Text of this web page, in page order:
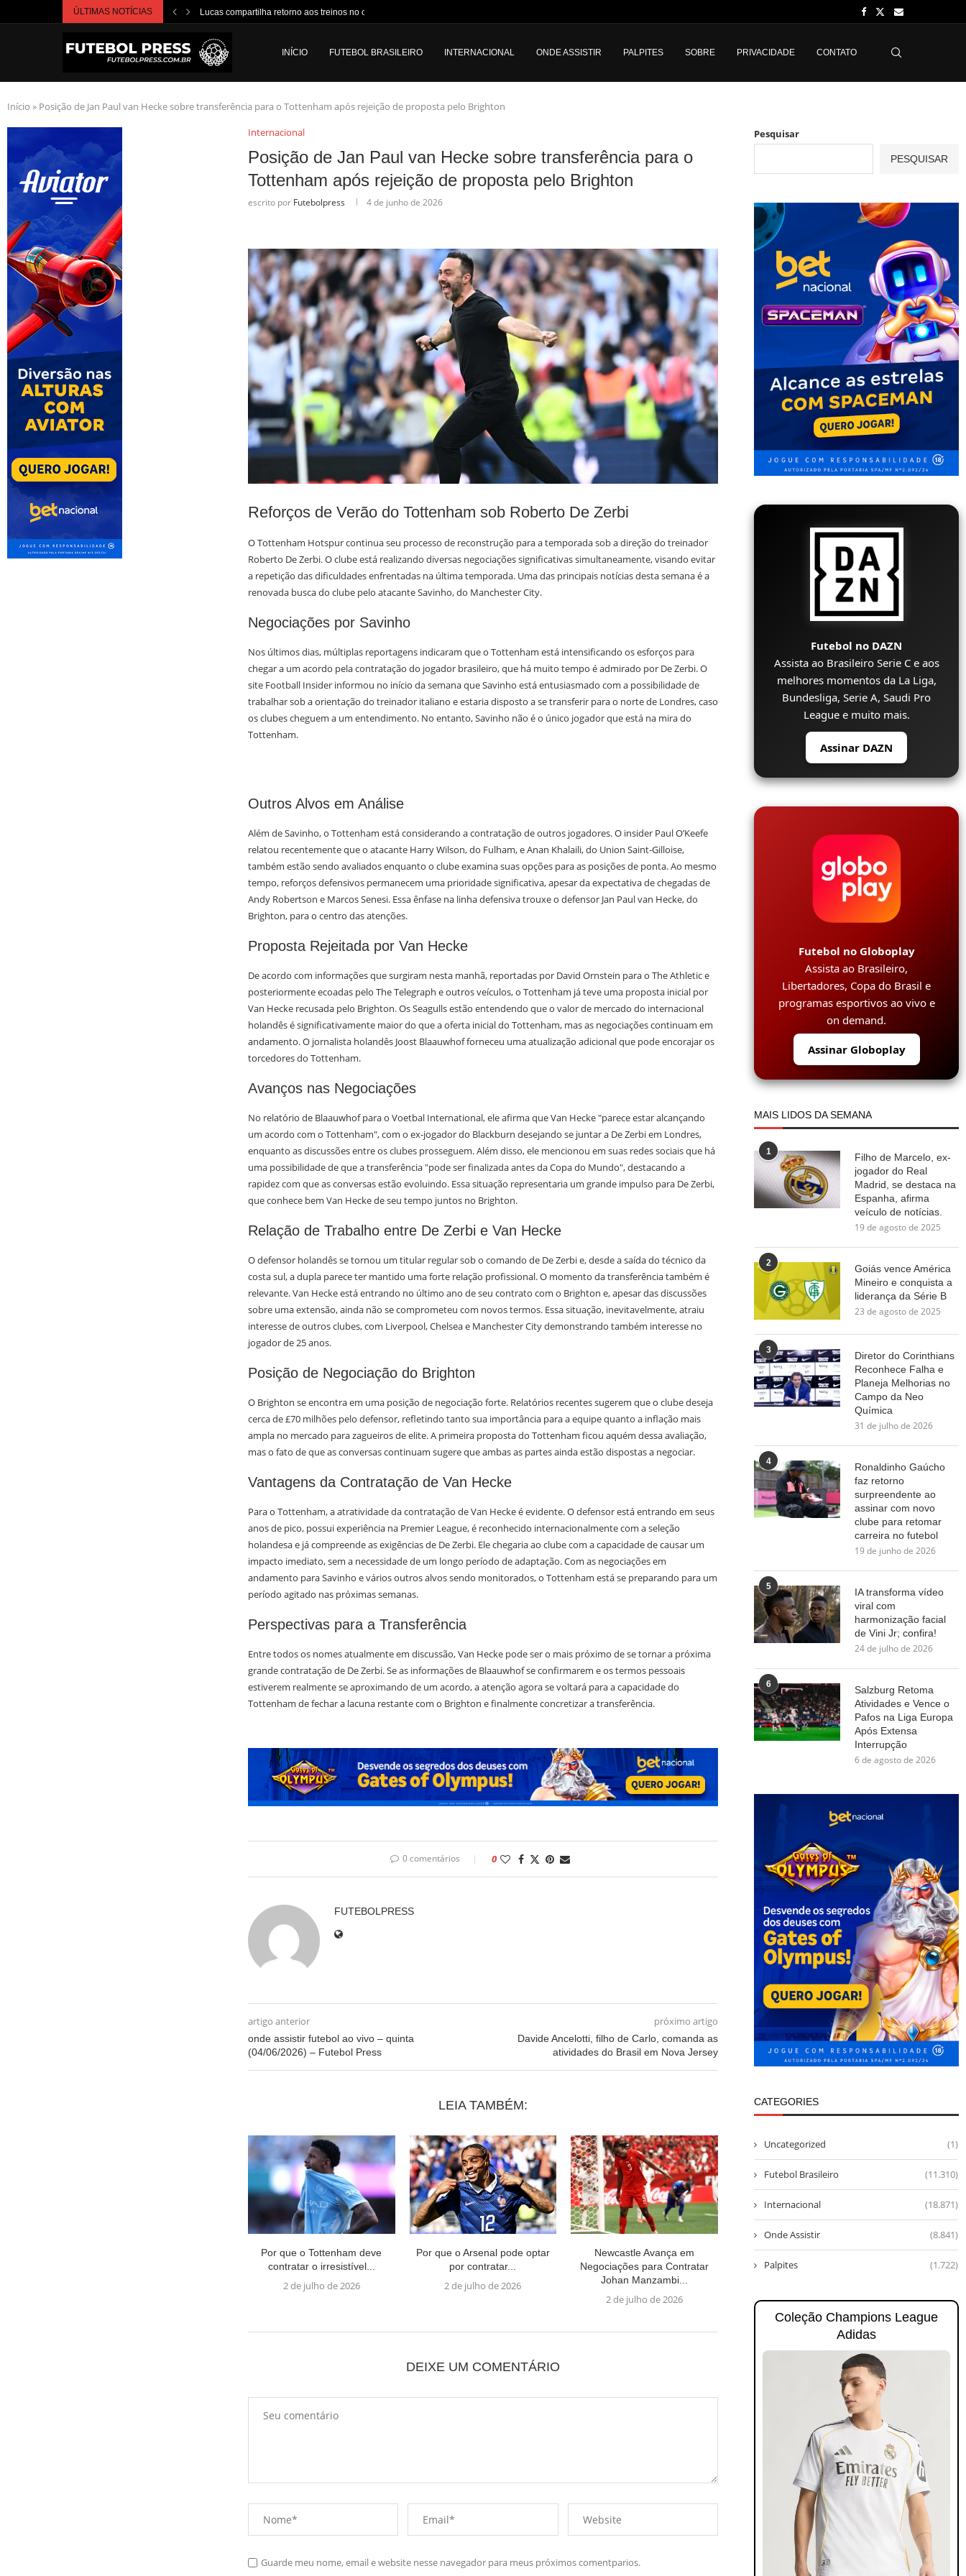
ÚLTIMAS NOTÍCIAS Lucas compartilha retorno aos treinos no campo: “Experiência...
INÍCIO FUTEBOL BRASILEIRO INTERNACIONAL ONDE ASSISTIR PALPITES SOBRE PRIVACIDADE CONTATO
Início » Posição de Jan Paul van Hecke sobre transferência para o Tottenham após rejeição de proposta pelo Brighton
Internacional
Posição de Jan Paul van Hecke sobre transferência para o
Tottenham após rejeição de proposta pelo Brighton
escrito por Futebolpress 4 de junho de 2026
Reforços de Verão do Tottenham sob Roberto De Zerbi
O Tottenham Hotspur continua seu processo de reconstrução para a temporada sob a direção do treinador
Roberto De Zerbi. O clube está realizando diversas negociações significativas simultaneamente, visando evitar
a repetição das dificuldades enfrentadas na última temporada. Uma das principais notícias desta semana é a
renovada busca do clube pelo atacante Savinho, do Manchester City.
Negociações por Savinho
Nos últimos dias, múltiplas reportagens indicaram que o Tottenham está intensificando os esforços para
chegar a um acordo pela contratação do jogador brasileiro, que há muito tempo é admirado por De Zerbi. O
site Football Insider informou no início da semana que Savinho está entusiasmado com a possibilidade de
trabalhar sob a orientação do treinador italiano e estaria disposto a se transferir para o norte de Londres, caso
os clubes cheguem a um entendimento. No entanto, Savinho não é o único jogador que está na mira do
Tottenham.
Outros Alvos em Análise
Além de Savinho, o Tottenham está considerando a contratação de outros jogadores. O insider Paul O’Keefe
relatou recentemente que o atacante Harry Wilson, do Fulham, e Anan Khalaili, do Union Saint-Gilloise,
também estão sendo avaliados enquanto o clube examina suas opções para as posições de ponta. Ao mesmo
tempo, reforços defensivos permanecem uma prioridade significativa, apesar da expectativa de chegadas de
Andy Robertson e Marcos Senesi. Essa ênfase na linha defensiva trouxe o defensor Jan Paul van Hecke, do
Brighton, para o centro das atenções.
Proposta Rejeitada por Van Hecke
De acordo com informações que surgiram nesta manhã, reportadas por David Ornstein para o The Athletic e
posteriormente ecoadas pelo The Telegraph e outros veículos, o Tottenham já teve uma proposta inicial por
Van Hecke recusada pelo Brighton. Os Seagulls estão entendendo que o valor de mercado do internacional
holandês é significativamente maior do que a oferta inicial do Tottenham, mas as negociações continuam em
andamento. O jornalista holandês Joost Blaauwhof forneceu uma atualização adicional que pode encorajar os
torcedores do Tottenham.
Avanços nas Negociações
No relatório de Blaauwhof para o Voetbal International, ele afirma que Van Hecke "parece estar alcançando
um acordo com o Tottenham", com o ex-jogador do Blackburn desejando se juntar a De Zerbi em Londres,
enquanto as discussões entre os clubes prosseguem. Além disso, ele mencionou em suas redes sociais que há
uma possibilidade de que a transferência "pode ser finalizada antes da Copa do Mundo", destacando a
rapidez com que as conversas estão evoluindo. Essa situação representaria um grande impulso para De Zerbi,
que conhece bem Van Hecke de seu tempo juntos no Brighton.
Relação de Trabalho entre De Zerbi e Van Hecke
O defensor holandês se tornou um titular regular sob o comando de De Zerbi e, desde a saída do técnico da
costa sul, a dupla parece ter mantido uma forte relação profissional. O momento da transferência também é
relevante. Van Hecke está entrando no último ano de seu contrato com o Brighton e, apesar das discussões
sobre uma extensão, ainda não se comprometeu com novos termos. Essa situação, inevitavelmente, atraiu
interesse de outros clubes, com Liverpool, Chelsea e Manchester City demonstrando também interesse no
jogador de 25 anos.
Posição de Negociação do Brighton
O Brighton se encontra em uma posição de negociação forte. Relatórios recentes sugerem que o clube deseja
cerca de £70 milhões pelo defensor, refletindo tanto sua importância para a equipe quanto a inflação mais
ampla no mercado para zagueiros de elite. A primeira proposta do Tottenham ficou aquém dessa avaliação,
mas o fato de que as conversas continuam sugere que ambas as partes ainda estão dispostas a negociar.
Vantagens da Contratação de Van Hecke
Para o Tottenham, a atratividade da contratação de Van Hecke é evidente. O defensor está entrando em seus
anos de pico, possui experiência na Premier League, é reconhecido internacionalmente com a seleção
holandesa e já compreende as exigências de De Zerbi. Ele chegaria ao clube com a capacidade de causar um
impacto imediato, sem a necessidade de um longo período de adaptação. Com as negociações em
andamento para Savinho e vários outros alvos sendo monitorados, o Tottenham está se preparando para um
período agitado nas próximas semanas.
Perspectivas para a Transferência
Entre todos os nomes atualmente em discussão, Van Hecke pode ser o mais próximo de se tornar a próxima
grande contratação de De Zerbi. Se as informações de Blaauwhof se confirmarem e os termos pessoais
estiverem realmente se aproximando de um acordo, a atenção agora se voltará para a capacidade do
Tottenham de fechar a lacuna restante com o Brighton e finalmente concretizar a transferência.
0 comentários 0
FUTEBOLPRESS
artigo anterior
onde assistir futebol ao vivo – quinta
(04/06/2026) – Futebol Press
próximo artigo
Davide Ancelotti, filho de Carlo, comanda as
atividades do Brasil em Nova Jersey
LEIA TAMBÉM:
Por que o Tottenham deve
contratar o irresistível...
2 de julho de 2026
Por que o Arsenal pode optar
por contratar...
2 de julho de 2026
Newcastle Avança em
Negociações para Contratar
Johan Manzambi...
2 de julho de 2026
DEIXE UM COMENTÁRIO
Guarde meu nome, email e website nesse navegador para meus próximos comentparios.
Pesquisar
PESQUISAR
Futebol no DAZN
Assista ao Brasileiro Serie C e aos
melhores momentos da La Liga,
Bundesliga, Serie A, Saudi Pro
League e muito mais.
Assinar DAZN
Futebol no Globoplay
Assista ao Brasileiro,
Libertadores, Copa do Brasil e
programas esportivos ao vivo e
on demand.
Assinar Globoplay
MAIS LIDOS DA SEMANA
1
Filho de Marcelo, ex-
jogador do Real
Madrid, se destaca na
Espanha, afirma
veículo de notícias.
19 de agosto de 2025
2
Goiás vence América
Mineiro e conquista a
liderança da Série B
23 de agosto de 2025
3
Diretor do Corinthians
Reconhece Falha e
Planeja Melhorias no
Campo da Neo
Química
31 de julho de 2026
4
Ronaldinho Gaúcho
faz retorno
surpreendente ao
assinar com novo
clube para retomar
carreira no futebol
19 de junho de 2026
5
IA transforma vídeo
viral com
harmonização facial
de Vini Jr; confira!
24 de julho de 2026
6
Salzburg Retoma
Atividades e Vence o
Pafos na Liga Europa
Após Extensa
Interrupção
6 de agosto de 2026
CATEGORIES
Uncategorized (1)
Futebol Brasileiro (11.310)
Internacional (18.871)
Onde Assistir (8.841)
Palpites (1.722)
Coleção Champions League
Adidas